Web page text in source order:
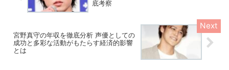
底考察
宮野真守の年収を徹底分析 声優としての
成功と多彩な活動がもたらす経済的影響
とは